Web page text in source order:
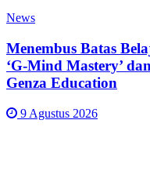
News
Menembus Batas
‘G-Mind Mastery’
Genza Education
9 Agustus 2026